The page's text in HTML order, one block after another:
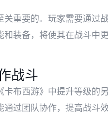
关重要的。玩家需要通过
和装备，将使其在战斗中
战斗
卡布西游》中提升等级的
过团队协作，提高战斗